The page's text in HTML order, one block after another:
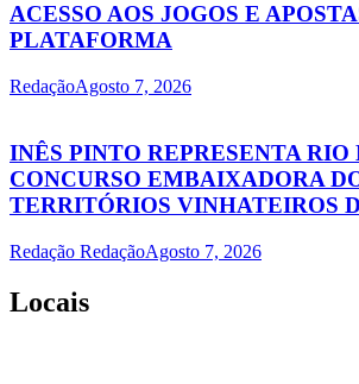
ACESSO AOS JOGOS E
PLATAFORMA
RedaçãoAgosto 7, 2026
INÊS PINTO REPRESENTA RIO
CONCURSO EMBAIXADORA
TERRITÓRIOS VINHATEIROS
Redação RedaçãoAgosto 7, 2026
Locais